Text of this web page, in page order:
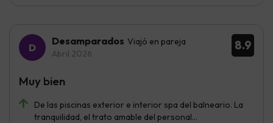
8.9
Desamparados Viajó en pareja
Abril 2026
De las piscinas exterior e interior spa del balneario. La
tranquilidad, el trato amable del personal...
Muy bien